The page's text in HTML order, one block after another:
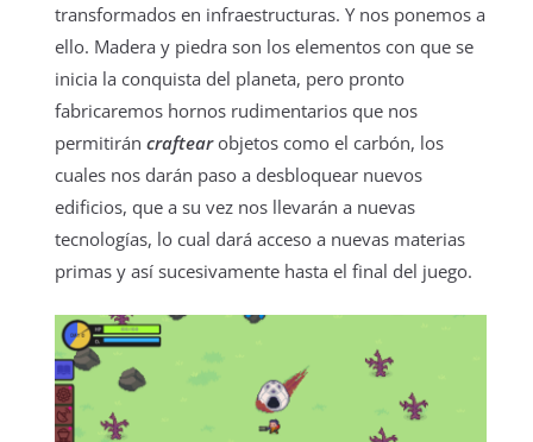
transformados en infraestructuras. Y nos ponemos a
ello. Madera y piedra son los elementos con que se
inicia la conquista del planeta, pero pronto
fabricaremos hornos rudimentarios que nos
permitirán craftearobjetos como el carbón, los
cuales nos darán paso a desbloquear nuevos
edificios, que a su vez nos llevarán a nuevas
tecnologías, lo cual dará acceso a nuevas materias
primas y así sucesivamente hasta el final del juego.